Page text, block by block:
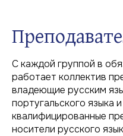
С каждой группой в
работает коллектив
владеющие русским
португальского языка и
квалифицированные
носители русского